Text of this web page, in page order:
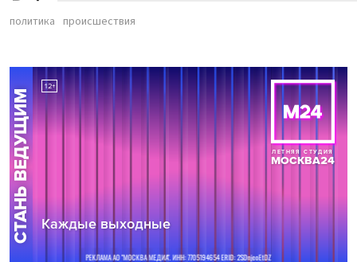
политика происшествия